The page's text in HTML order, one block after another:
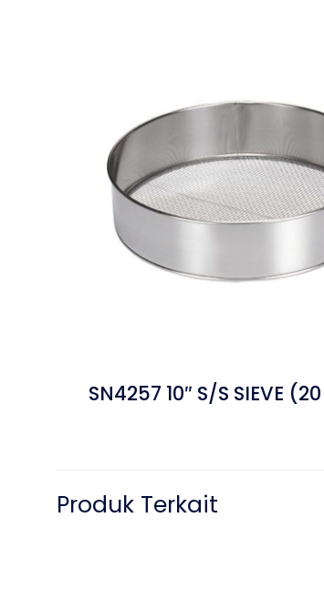
SN4257 10″ S/S SIEVE
Produk Terkait